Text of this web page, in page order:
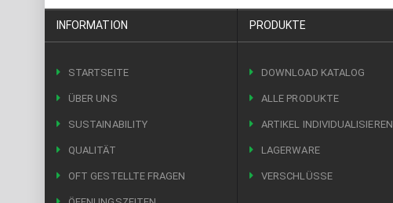
INFORMATION
STARTSEITE
ÜBER UNS
SUSTAINABILITY
QUALITÄT
OFT GESTELLTE FRAGEN
PRODUKTE
DOWNLOAD KATALOG
ALLE PRODUKTE
ARTIKEL INDIVIDUALISIEREN
LAGERWARE
VERSCHLÜSSE